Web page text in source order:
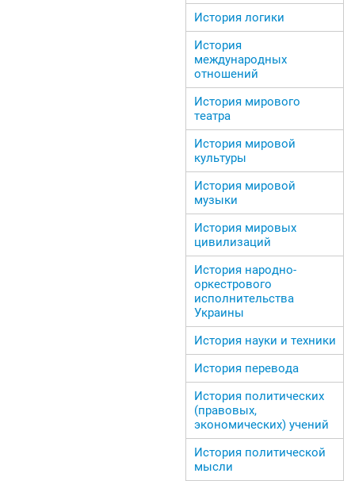
История логики
История
международных
отношений
История мирового
театра
История мировой
культуры
История мировой
музыки
История мировых
цивилизаций
История народно-
оркестрового
исполнительства
Украины
История науки и техники
История перевода
История политических
(правовых,
экономических) учений
История политической
мысли